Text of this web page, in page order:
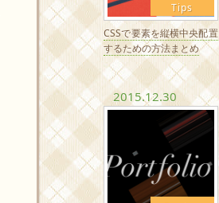
Tips
CSSで要素を縦横中央配置
するための方法まとめ
2015.12.30